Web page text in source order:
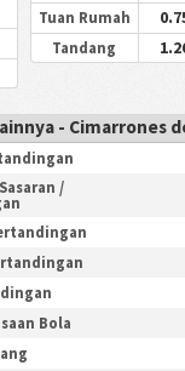
Tuan Rumah
Tandang
- Cimarrones
/
Bola